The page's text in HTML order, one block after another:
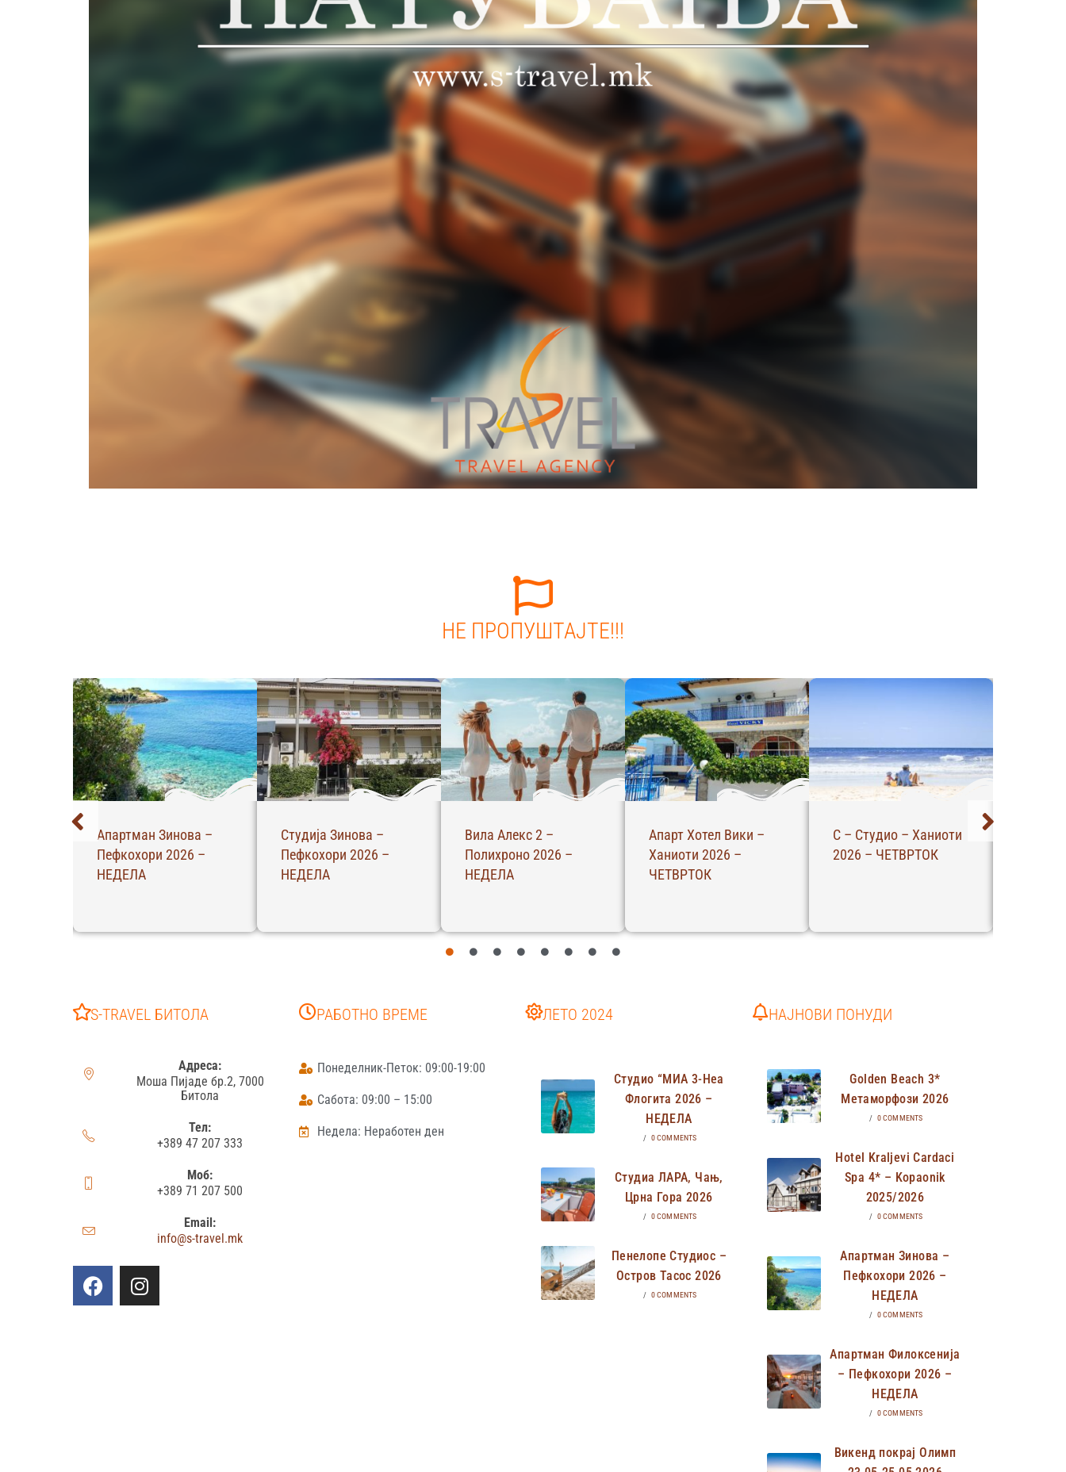
НЕ ПРОПУШТАЈТЕ!!!
Вила Алекс 2 –
Полихроно 2026 –
НЕДЕЛА
Апарт Хотел Вики –
Ханиоти 2026 –
ЧЕТВРТОК
С – Студио – Ханиоти
2026 – ЧЕТВРТОК
Хотел Ексотико –
Парга 2026 – СРЕДА
Апартман
Филоксенија –
S-TRAVEL БИТОЛА
Адреса:
Моша Пијаде бр.2, 7000
Битола
Тел:
+389 47 207 333
Моб:
+389 71 207 500
Email:
info@s-travel.mk
РАБОТНО ВРЕМЕ
Понеделник-Петок: 09:00-19:00
Сабота: 09:00 – 15:00
Недела: Неработен ден
ЛЕТО 2024
Студио “МИА 3-Неа
Флогита 2026 –
НЕДЕЛА
/ 0 COMMENTS
Студиа ЛАРА, Чањ,
Црна Гора 2026
/ 0 COMMENTS
Пенелопе Студиос –
Остров Тасос 2026
/ 0 COMMENTS
НАЈНОВИ ПОНУДИ
Golden Beach 3*
Метаморфози 2026
/ 0 COMMENTS
Hotel Kraljevi Cardaci
Spa 4* – Kopaonik
2025/2026
/ 0 COMMENTS
Апартман Зинова –
Пефкохори 2026 –
НЕДЕЛА
/ 0 COMMENTS
Апартман Филоксенија
– Пефкохори 2026 –
НЕДЕЛА
/ 0 COMMENTS
Викенд покрај Олимп